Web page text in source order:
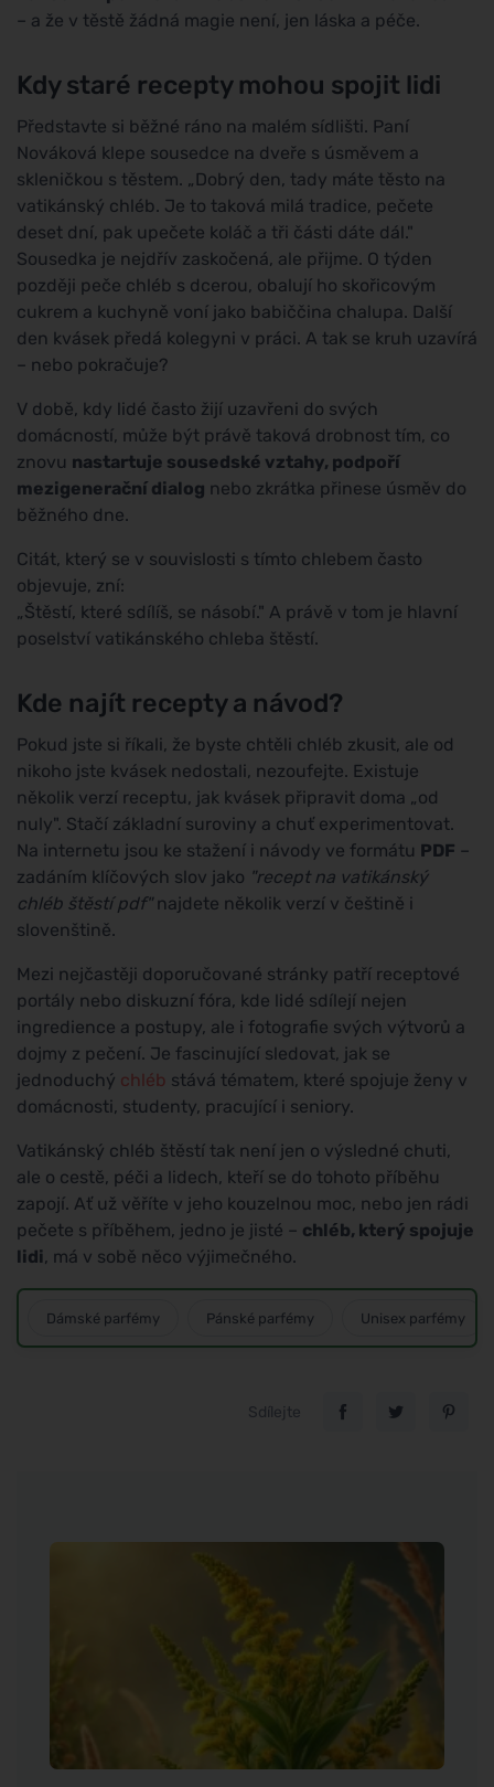
– a že v těstě žádná magie není, jen láska a péče.
Kdy staré recepty mohou spojit lidi
Představte si běžné ráno na malém sídlišti. Paní
Nováková klepe sousedce na dveře s úsměvem a
skleničkou s těstem. „Dobrý den, tady máte těsto na
vatikánský chléb. Je to taková milá tradice, pečete
deset dní, pak upečete koláč a tři části dáte dál."
Sousedka je nejdřív zaskočená, ale přijme. O týden
později peče chléb s dcerou, obalují ho skořicovým
cukrem a kuchyně voní jako babiččina chalupa. Další
den kvásek předá kolegyni v práci. A tak se kruh uzavírá
– nebo pokračuje?
V době, kdy lidé často žijí uzavřeni do svých
domácností, může být právě taková drobnost tím, co
znovu nastartuje sousedské vztahy, podpoří
mezigenerační dialog nebo zkrátka přinese úsměv do
běžného dne.
Citát, který se v souvislosti s tímto chlebem často
objevuje, zní:
„Štěstí, které sdílíš, se násobí." A právě v tom je hlavní
poselství vatikánského chleba štěstí.
Kde najít recepty a návod?
Pokud jste si říkali, že byste chtěli chléb zkusit, ale od
nikoho jste kvásek nedostali, nezoufejte. Existuje
několik verzí receptu, jak kvásek připravit doma „od
nuly". Stačí základní suroviny a chuť experimentovat.
Na internetu jsou ke stažení i návody ve formátu PDF –
zadáním klíčových slov jako "recept na vatikánský
chléb štěstí pdf"najdete několik verzí v češtině i
slovenštině.
Mezi nejčastěji doporučované stránky patří receptové
portály nebo diskuzní fóra, kde lidé sdílejí nejen
ingredience a postupy, ale i fotografie svých výtvorů a
dojmy z pečení. Je fascinující sledovat, jak se
jednoduchý chléb stává tématem, které spojuje ženy v
domácnosti, studenty, pracující i seniory.
Vatikánský chléb štěstí tak není jen o výsledné chuti,
ale o cestě, péči a lidech, kteří se do tohoto příběhu
zapojí. Ať už věříte v jeho kouzelnou moc, nebo jen rádi
pečete s příběhem, jedno je jisté – chléb, který spojuje
lidi, má v sobě něco výjimečného.
Dámské parfémy Pánské parfémy Unisex parfémy
Sdílejte